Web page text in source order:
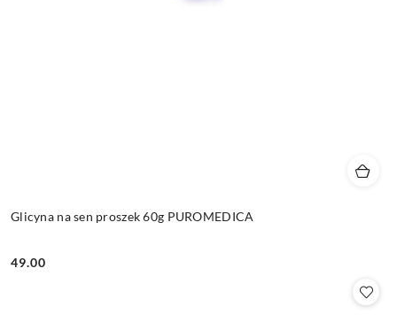
Glicyna na sen proszek 60g PUROMEDICA
Cena:
49.00